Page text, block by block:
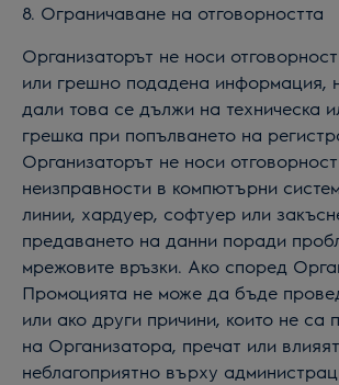
8. Ограничаване на отговорността
Организаторът не носи
или грешно подадена информация,
дали това се дължи на техническа
грешка при попълването на
Организаторът не носи
неизправности в компютърни
линии, хардуер, софтуер или
предаването на данни поради
мрежовите връзки. Ако според
Промоцията не може да бъде
или ако други причини, които не са
на Организатора, пречат или влияят
неблагоприятно върху